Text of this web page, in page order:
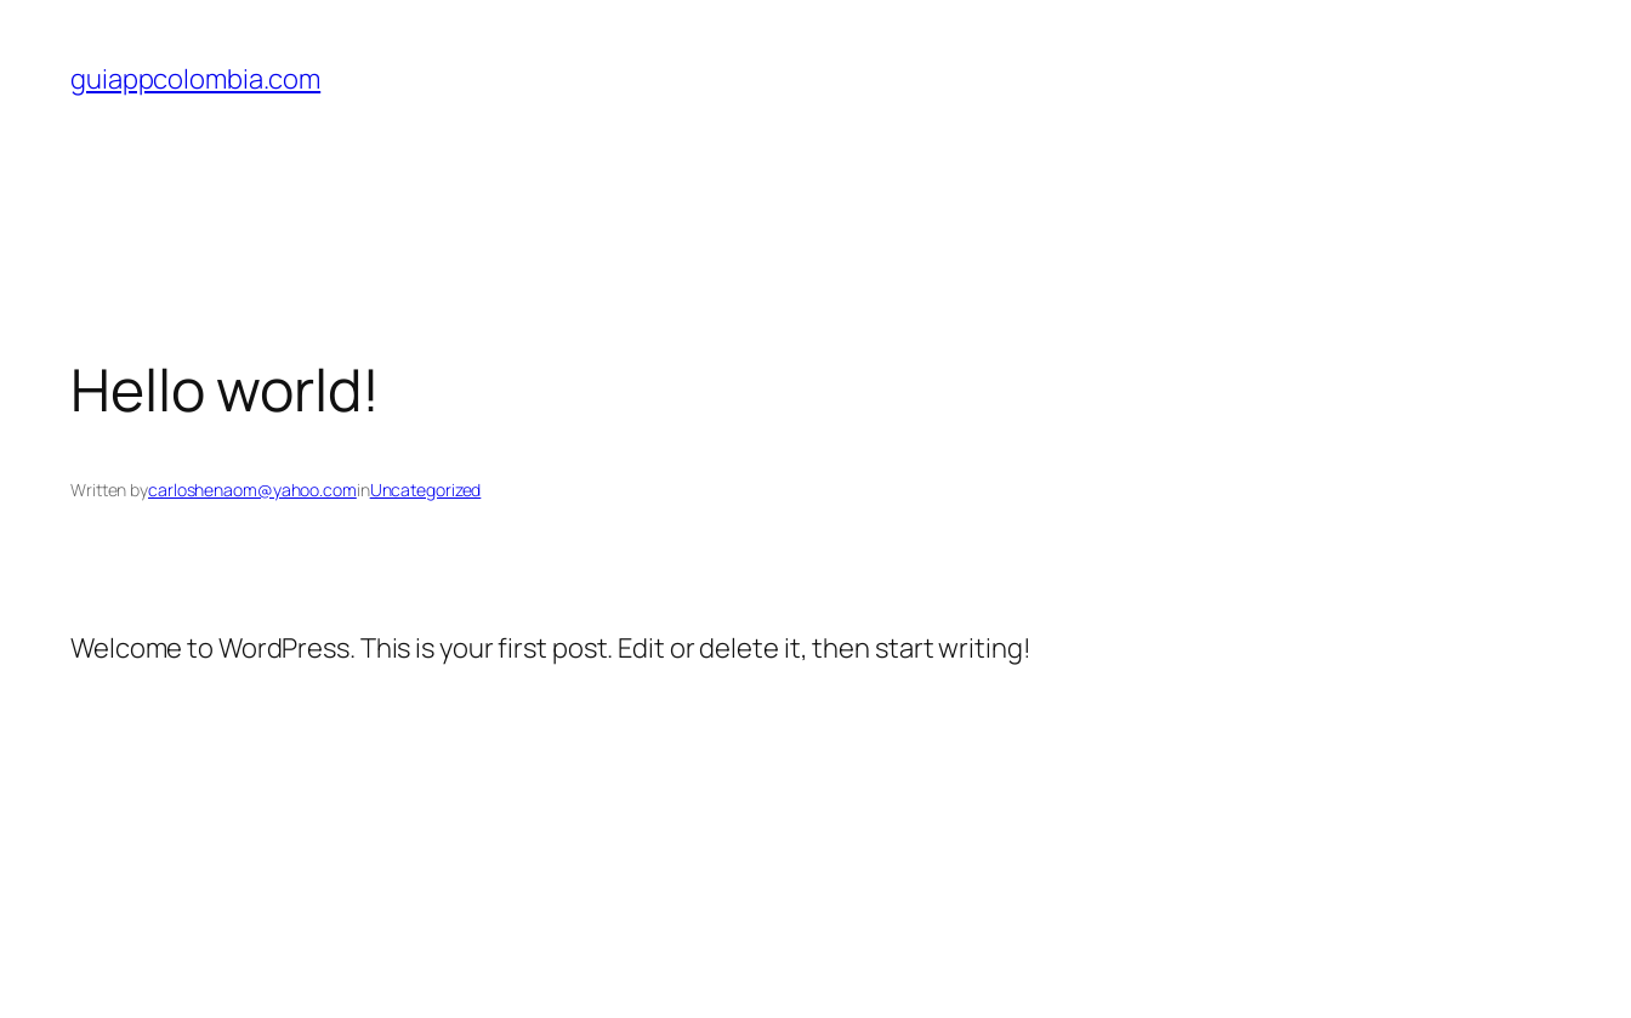
contenido
guiappcolombia.com
Hello world!
Written bycarloshenaom@yahoo.cominUncategorized
Welcome to WordPress. This is your first post. Edit or delete it, then start writing!